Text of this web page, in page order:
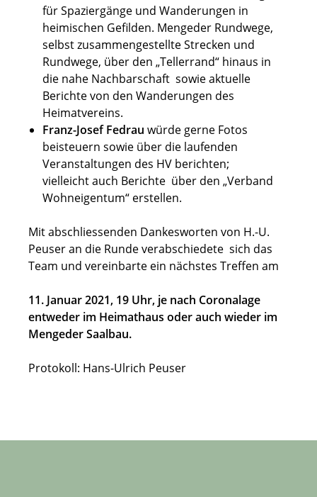
für Spaziergänge und Wanderungen in
heimischen Gefilden. Mengeder Rundwege,
selbst zusammengestellte Strecken und
Rundwege, über den „Tellerrand“ hinaus in
die nahe Nachbarschaft sowie aktuelle
Berichte von den Wanderungen des
Heimatvereins.
Franz-Josef Fedrau würde gerne Fotos
beisteuern sowie über die laufenden
Veranstaltungen des HV berichten;
vielleicht auch Berichte über den „Verband
Wohneigentum“ erstellen.
Mit abschliessenden Dankesworten von H.-U.
Peuser an die Runde verabschiedete sich das
Team und vereinbarte ein nächstes Treffen am
11. Januar 2021, 19 Uhr, je nach Coronalage
entweder im Heimathaus oder auch wieder im
Mengeder Saalbau.
Protokoll: Hans-Ulrich Peuser